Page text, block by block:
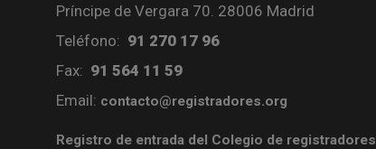
Príncipe de Vergara 70. 28006 Madrid
Teléfono: 91 270 17 96
Fax: 91 564 11 59
Email: contacto@registradores.org
Registro de entrada del Colegio de registradores